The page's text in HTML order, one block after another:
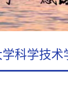
科学技术